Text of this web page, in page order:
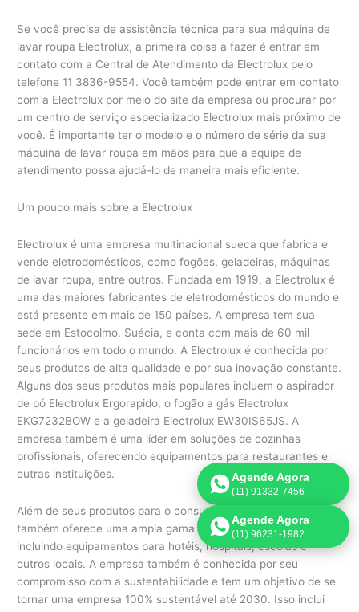
Se você precisa de assistência técnica para sua máquina de
lavar roupa Electrolux, a primeira coisa a fazer é entrar em
contato com a Central de Atendimento da Electrolux pelo
telefone 11 3836-9554. Você também pode entrar em contato
com a Electrolux por meio do site da empresa ou procurar por
um centro de serviço especializado Electrolux mais próximo de
você. É importante ter o modelo e o número de série da sua
máquina de lavar roupa em mãos para que a equipe de
atendimento possa ajudá-lo de maneira mais eficiente.
Um pouco mais sobre a Electrolux
Electrolux é uma empresa multinacional sueca que fabrica e
vende eletrodomésticos, como fogões, geladeiras, máquinas
de lavar roupa, entre outros. Fundada em 1919, a Electrolux é
uma das maiores fabricantes de eletrodomésticos do mundo e
está presente em mais de 150 países. A empresa tem sua
sede em Estocolmo, Suécia, e conta com mais de 60 mil
funcionários em todo o mundo. A Electrolux é conhecida por
seus produtos de alta qualidade e por sua inovação constante.
Alguns dos seus produtos mais populares incluem o aspirador
de pó Electrolux Ergorapido, o fogão a gás Electrolux
EKG7232BOW e a geladeira Electrolux EW30IS65JS. A
empresa também é uma líder em soluções de cozinhas
profissionais, oferecendo equipamentos para restaurantes e
outras instituições.
Além de seus produtos para o consumidor final, a Electrolux
também oferece uma ampla gama de produtos comerciais,
incluindo equipamentos para hotéis, hospitais, escolas e
outros locais. A empresa também é conhecida por seu
compromisso com a sustentabilidade e tem um objetivo de se
tornar uma empresa 100% sustentável até 2030. Isso inclui
Agende Agora
(11) 91332-7456
Agende Agora
(11) 96231-1982